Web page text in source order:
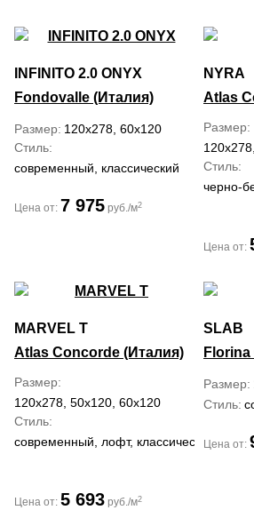
INFINITO 2.0 ONYX
Fondovalle (Италия)
Размер 120x278, 60x120
Стиль
современный, классический
Цена от: 7 975 руб./м2
NYRA
Atlas
Размер
Стиль
черно-
Цена от:
MARVEL T
Atlas Concorde (Италия)
Размер
120x278, 50x120, 60x120
Стиль
современный, лофт, классический,
Цена от: 5 693 руб./м2
SLAB
Размер
Стиль
Цена от: